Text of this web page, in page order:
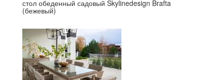
стол обеденный садовый Skylinedesign Brafta
(бежевый)